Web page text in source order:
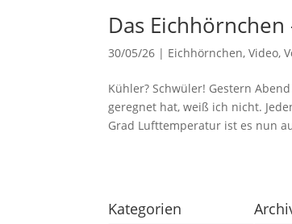
Das
30/05/26 | Eichhörnchen,Video,
Kühler? Schwüler! Gestern
geregnet hat, weiß ich nicht.
Grad Lufttemperatur ist es nun
Kategorien